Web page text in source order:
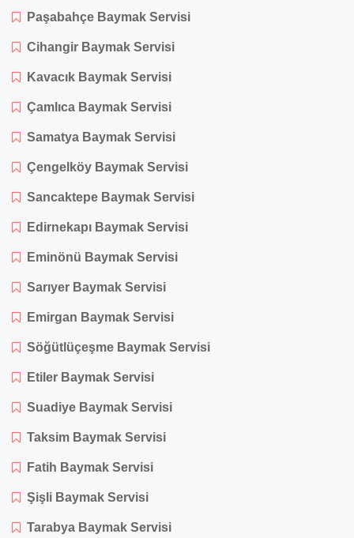
Paşabahçe Baymak Servisi
Cihangir Baymak Servisi
Kavacık Baymak Servisi
Çamlıca Baymak Servisi
Samatya Baymak Servisi
Çengelköy Baymak Servisi
Sancaktepe Baymak Servisi
Edirnekapı Baymak Servisi
Eminönü Baymak Servisi
Sarıyer Baymak Servisi
Emirgan Baymak Servisi
Söğütlüçeşme Baymak Servisi
Etiler Baymak Servisi
Suadiye Baymak Servisi
Taksim Baymak Servisi
Fatih Baymak Servisi
Şişli Baymak Servisi
Tarabya Baymak Servisi